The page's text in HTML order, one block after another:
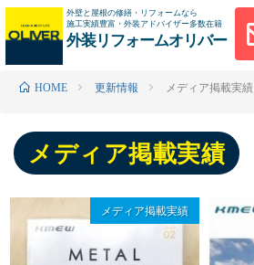
外壁と屋根の修繕・リフォームなら
施工実績豊富・外装アドバイザー多数在籍
外装リフォームオリバー
HOME 更新情報 メディア掲載実績
メディア掲載実績
メディア掲載実績